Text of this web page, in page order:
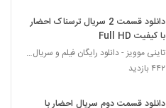
دانلود قسمت 2 سریال ترسناک احضار
با کیفیت Full HD
تاینی موویز - دانلود رایگان فیلم و سریال ایرانی جد
۴۴۲ بازدید
دانلود قسمت دوم سریال احضار با